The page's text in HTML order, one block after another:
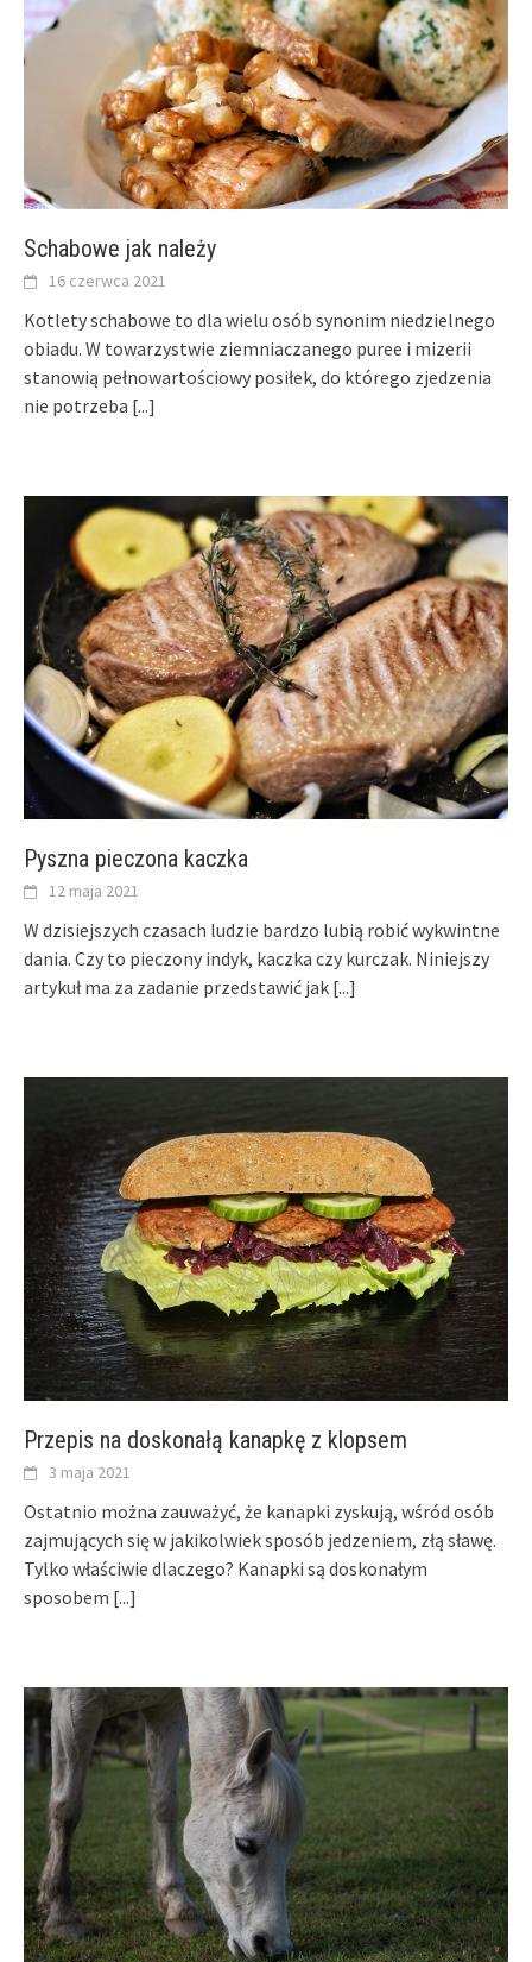
Schabowe jak należy
16 czerwca 2021
Kotlety schabowe to dla wielu osób synonim niedzielnego
obiadu. W towarzystwie ziemniaczanego puree i mizerii
stanowią pełnowartościowy posiłek, do którego zjedzenia
nie potrzeba [...]
Pyszna pieczona kaczka
12 maja 2021
W dzisiejszych czasach ludzie bardzo lubią robić wykwintne
dania. Czy to pieczony indyk, kaczka czy kurczak. Niniejszy
artykuł ma za zadanie przedstawić jak [...]
Przepis na doskonałą kanapkę z klopsem
3 maja 2021
Ostatnio można zauważyć, że kanapki zyskują, wśród osób
zajmujących się w jakikolwiek sposób jedzeniem, złą sławę.
Tylko właściwie dlaczego? Kanapki są doskonałym
sposobem [...]